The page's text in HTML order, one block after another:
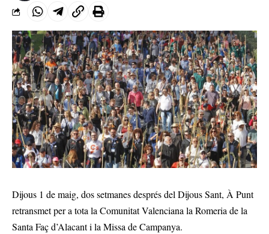
Dijous 1 de maig, dos setmanes després del Dijous Sant, À Punt
retransmet per a tota la Comunitat Valenciana la Romeria de la
Santa Faç d’Alacant i la Missa de Campanya.